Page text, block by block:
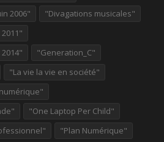
2006"
"Divagations musicales"
"Generation_C"
"La vie la vie en société"
"One Laptop Per Child"
"Plan Numérique"